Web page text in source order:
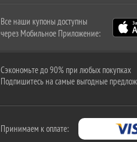
Все наши купоны доступны
через Мобильное Приложение:
Сэкономьте до 90% при любых покупках
Подпишитесь на самые выгодные
Принимаем к оплате: